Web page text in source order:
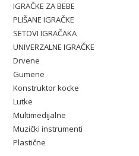
IGRAČKE ZA BEBE
PLIŠANE IGRAČKE
SETOVI IGRAČAKA
UNIVERZALNE IGRAČKE
Drvene
Gumene
Konstruktor kocke
Lutke
Multimedijalne
Muzički instrumenti
Plastične